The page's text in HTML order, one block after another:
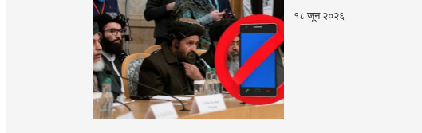
१८ जून २०२६